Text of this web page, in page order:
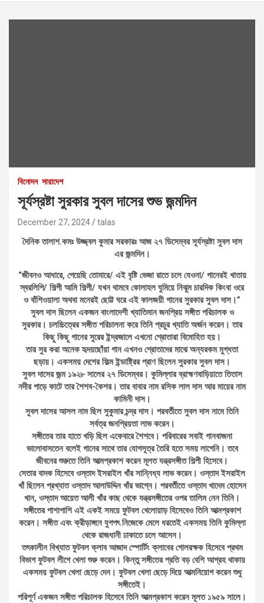
বিনোদন সারাদেশ
সূর্যস্রষ্টা সুরকার সুবল দাসের শুভ জন্মদিন
December 27, 2024 talas
দৈনিক তালাশ.কমঃ উজ্জ্বল কুমার সরকারঃ আজ ২৭ ডিসেম্বর সূর্যস্রষ্টা সুবল দাস
এর জন্মদিন।
“জীবনও আধারে, পেয়েছি তোমারে/ এই বৃষ্টি ভেজা রাতে চলে যেওনা/ গানেরই খাতায়
স্বরলিপি/ শিল্পী আমি শিল্পী/ যখন থামবে কোলাহল ঘুমিয়ে নিঝুম চারদিক কিংবা ওরে
ও বাঁশিওয়ালা অথবা মনেরই ছোট্ট ঘরে এই কালজয়ী গানের সুরকার সুবল দাস।”
সুবল দাস ছিলেন একজন বাংলাদেশী খ্যাতিমান জনপ্রিয় সঙ্গীত পরিচালক ও
সুরকার। চলচ্চিত্রের সঙ্গীত পরিচালনা করে তিনি প্রচুর খ্যাতি অর্জন করেন। তার
কিছু কিছু গানের সুরের ইন্দ্রজালে এখনো শ্রোতারা বিমোহিত হয়।
তার সুর করা অনেক হৃদয়ছোঁয়া গান এখনও শ্রোতাদের মাঝে অন্যরকম মুগ্ধতা
ছড়ায়। একসময় দেশের ফিল্ম ইন্ডাষ্ট্রির প্রাণ ছিলেন সুরকার সুবল দাস।
সুবল দাসের জন্ম ১৯২৮ সালের ২৭ ডিসেম্বর। কুমিল্লার ব্রাহ্মণবাড়িয়াতে তিতাস
নদীর পাড়ে কাটে তার শৈশব-কৈশর। তার বাবার নাম রসিক লাল দাস আর মায়ের নাম
কামিনী দাস।
সুবল দাসের আসল নাম ছিল সুকুমার চন্দ্র দাস। পরবর্তীতে সুবল দাস নামে তিনি
সর্বত্র জনপ্রিয়তা লাভ করেন।
সঙ্গীতের তার হাতে খড়ি ছিল একেবারে শৈশবে। পরিবারের সবাই গানবাজনা
ভালোবাসতেন বলেই গানের সাথে তার যোগসূত্র তৈরি হতে সময় লাগেনি। তবে
জীবনের শুরুতে তিনি আত্মপ্রকাশ করেন মূলত যন্ত্রসঙ্গীত শিল্পী হিসেবে।
সেতার বাদক হিসেবে ওস্তাদ ইসরাইল খাঁর সান্নিধ্য লাভ করেন। ওস্তাদ ইসরাইল
খাঁ ছিলেন প্রখ্যাত ওস্তাদ আলাউদ্দিন খাঁর ভাগ্নে। পরবর্তীতে ওস্তাদ খাদেম হোসেন
খান, ওস্তাদ আয়েত আলী খাঁর কাছ থেকে যন্ত্রসঙ্গীতের ওপর তালিম নেন তিনি।
সঙ্গীতের পাশাপাশি এই একই সময়ে ফুটবল খেলোয়াড় হিসেবেও তিনি আত্মপ্রকাশ
করেন। সঙ্গীত এবং ক্রীড়াঙ্গনে যুগপৎ নিজেকে মেলে ধরতেই একসময় তিনি কুমিল্লা
থেকে রাজধানী ঢাকাতে চলে আসেন।
তৎকালীন বিখ্যাত ফুটবল ক্লাব আজাদ স্পোর্টিং ক্লাবের গোলরক্ষক হিসেবে প্রথম
বিভাগ ফুটবল লীগে খেলা শুরু করেন। কিন্তু সঙ্গীতের প্রতি বড় বেশি আগ্রহ থাকায়
একসময় ফুটবল খেলা ছেড়ে দেন। ফুটবল খেলা ছেড়ে দিয়ে আত্মনিয়োগ করেন শুধু
সঙ্গীতেই।
পরিপূর্ণ একজন সঙ্গীত পরিচালক হিসেবে তিনি আত্মপ্রকাশ করেন মূলত ১৯৫৯ সালে।